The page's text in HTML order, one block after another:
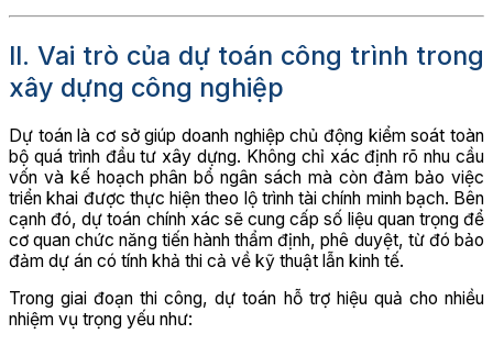
II. Vai trò của dự toán công trình trong
xây dựng công nghiệp
Dự toán là cơ sở giúp doanh nghiệp chủ động kiểm soát toàn
bộ quá trình đầu tư xây dựng. Không chỉ xác định rõ nhu cầu
vốn và kế hoạch phân bổ ngân sách mà còn đảm bảo việc
triển khai được thực hiện theo lộ trình tài chính minh bạch. Bên
cạnh đó, dự toán chính xác sẽ cung cấp số liệu quan trọng để
cơ quan chức năng tiến hành thẩm định, phê duyệt, từ đó bảo
đảm dự án có tính khả thi cả về kỹ thuật lẫn kinh tế.
Trong giai đoạn thi công, dự toán hỗ trợ hiệu quả cho nhiều
nhiệm vụ trọng yếu như: